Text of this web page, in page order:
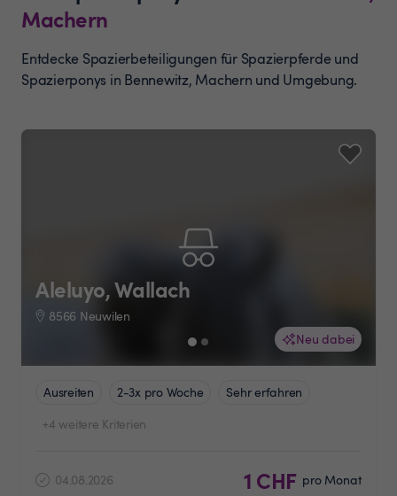
Machern
Entdecke Spazierbeteiligungen für Spazierpferde und
Spazierponys in Bennewitz, Machern und Umgebung.
Neu dabei
Aleluyo, Wallach
8566 Neuwilen
Ausreiten 2-3x pro Woche
Sehr erfahren
+4 weitere Kriterien
04.08.2026 1 CHF pro Monat